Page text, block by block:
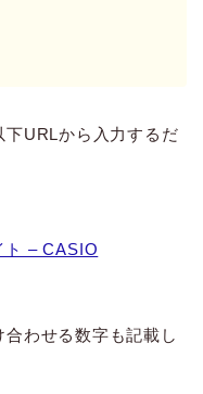
URLから入力するだ
ト – CASIO
わせる数字も記載し